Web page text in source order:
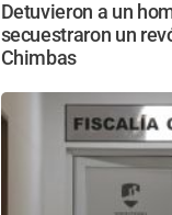
Detuvieron a un
secuestraron un
Chimbas